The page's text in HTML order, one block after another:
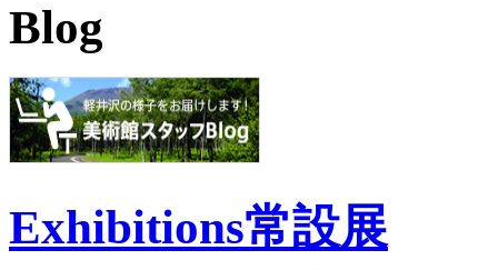
Blog
Exhibitions常設展